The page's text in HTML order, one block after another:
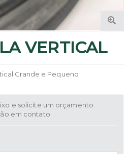
VERTICAL
Grande e Pequeno
e solicite um orçamento.
em contato.